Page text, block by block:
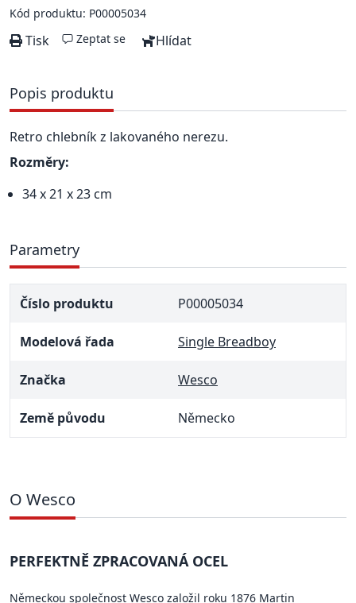
Kód produktu: P00005034
Tisk Zeptat se Hlídat
Popis produktu
Retro chlebník z lakovaného nerezu.
Rozměry:
34 x 21 x 23 cm
Parametry
Číslo produktu P00005034
Modelová řada Single Breadboy
Značka Wesco
Země původu Německo
O Wesco
PERFEKTNĚ ZPRACOVANÁ OCEL
Německou společnost Wesco založil roku 1876 Martin